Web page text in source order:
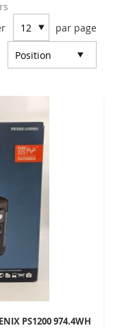
par page
PS1200 974.4WH